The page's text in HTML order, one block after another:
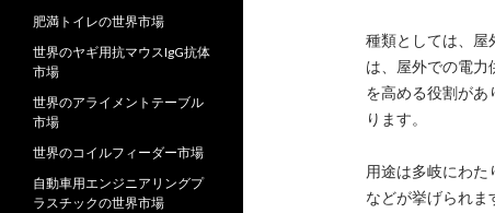
種類としては、屋
は、屋外での電力
を高める役割があ
ります。
用途は多岐にわ
などが挙げられま
肥満トイレの世界市場
世界のヤギ用抗マウスIgG抗体
市場
世界のアライメントテーブル
市場
世界のコイルフィーダー市場
自動車用エンジニアリングプ
ラスチックの世界市場